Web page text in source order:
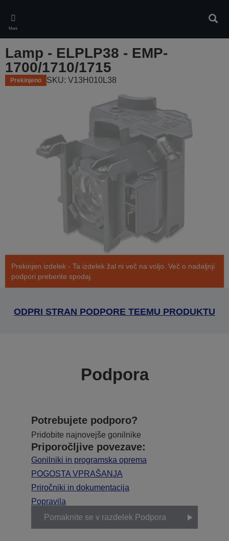
main
content
Meni
Lamp - ELPLP38 - EMP-
1700/1710/1715
Prekinjeno SKU: V13H010L38
Prekinjen izdelek - Ta izdelek žal ni več na voljo. Več o nadaljnji
podpori preberite spodaj.
ODPRI STRAN PODPORE TEEMU PRODUKTU
Podpora
Potrebujete podporo?
Pridobite najnovejše gonilnike
Priporočljive povezave:
Gonilniki in programska oprema
POGOSTA VPRAŠANJA
Priročniki in dokumentacija
Popravila
Pomaknite se v razdelek Podpora